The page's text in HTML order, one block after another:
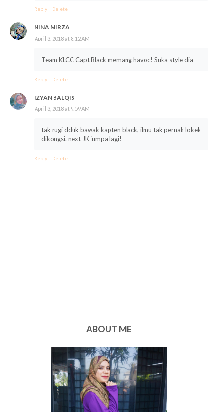
Reply Delete
NINA MIRZA
April 3, 2018 at 8:12 AM
Team KLCC Capt Black memang havoc! Suka style dia
Reply Delete
IZYAN BALQIS
April 3, 2018 at 9:59 AM
tak rugi dduk bawak kapten black, ilmu tak pernah lokek
dikongsi. next JK jumpa lagi!
Reply Delete
ABOUT ME